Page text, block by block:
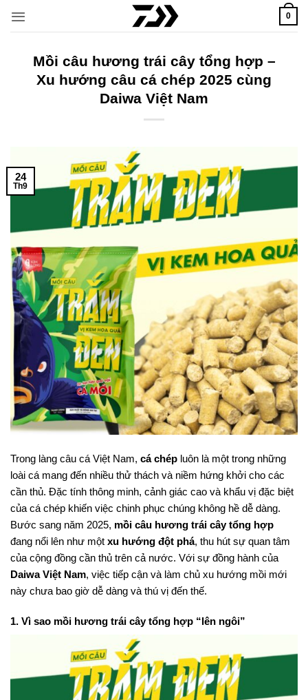
qua
0
Mồi câu hương trái cây tổng hợp –
Xu hướng câu cá chép 2025 cùng
Daiwa Việt Nam
24
Th9
Trong làng câu cá Việt Nam, cá chép luôn là một trong những
loài cá mang đến nhiều thử thách và niềm hứng khởi cho các
cần thủ. Đặc tính thông minh, cảnh giác cao và khẩu vị đặc biệt
của cá chép khiến việc chinh phục chúng không hề dễ dàng.
Bước sang năm 2025, mồi câu hương trái cây tổng hợp
đang nổi lên như một xu hướng đột phá, thu hút sự quan tâm
của cộng đồng cần thủ trên cả nước. Với sự đồng hành của
Daiwa Việt Nam, việc tiếp cận và làm chủ xu hướng mồi mới
này chưa bao giờ dễ dàng và thú vị đến thế.
1. Vì sao mồi hương trái cây tổng hợp “lên ngôi”